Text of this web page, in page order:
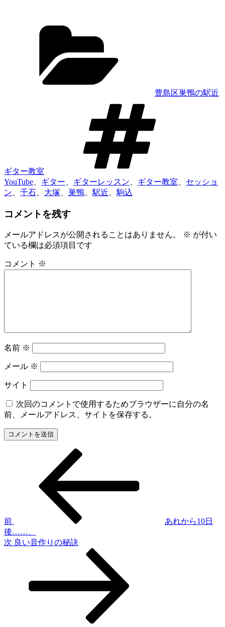
豊島区巣鴨の駅近
ギター教室
YouTube ギター ギターレッスン ギター教室
セッショ
ン
千石 大塚 巣鴨 駅近 駒込
コメントを残す
メールアドレスが公開されることはありません。 ※ が付い
ている欄は必須項目です
コメント ※
名前 ※
メール ※
サイト
次回のコメントで使用するためブラウザーに自分の名
前、メールアドレス、サイトを保存する。
ゲ
ー
前
あれから10日
後……、
次
次 良い音作りの秘訣